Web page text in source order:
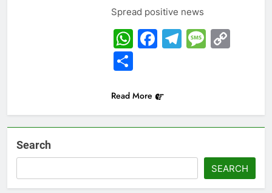
Spread positive news
WhatsApp
Facebook
Telegram
Share
Read More
Search
SEARCH